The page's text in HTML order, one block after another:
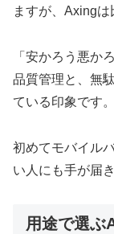
ますが、Axingは
「安かろう悪か
品質管理と、無
ている印象です。
初めてモバイル
い人にも手が届
用途で選ぶ